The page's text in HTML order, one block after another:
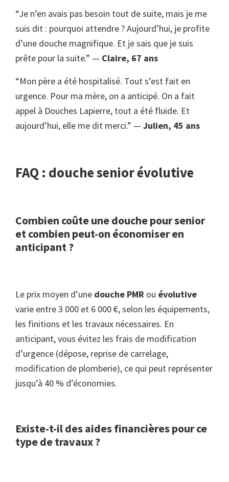
“Je n’en avais pas besoin tout de suite, mais je me
suis dit : pourquoi attendre ? Aujourd’hui, je profite
d’une douche magnifique. Et je sais que je suis
prête pour la suite.” — Claire, 67 ans
“Mon père a été hospitalisé. Tout s’est fait en
urgence. Pour ma mère, on a anticipé. On a fait
appel à Douches Lapierre, tout a été fluide. Et
aujourd’hui, elle me dit merci.” — Julien, 45 ans
FAQ : douche senior évolutive
Combien coûte une douche pour senior
et combien peut-on économiser en
anticipant ?
Le prix moyen d’une douche PMR ou évolutive
varie entre 3 000 et 6 000 €, selon les équipements,
les finitions et les travaux nécessaires. En
anticipant, vous évitez les frais de modification
d’urgence (dépose, reprise de carrelage,
modification de plomberie), ce qui peut représenter
jusqu’à 40 % d’économies.
Existe-t-il des aides financières pour ce
type de travaux ?